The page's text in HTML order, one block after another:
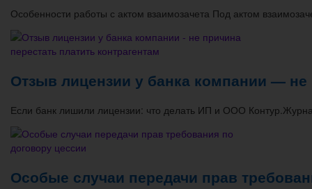
Особенности работы с актом взаимозачета Под актом
Отзыв лицензии у банка компании — не
Если банк лишили лицензии: что делать ИП и ООО
Особые случаи передачи прав